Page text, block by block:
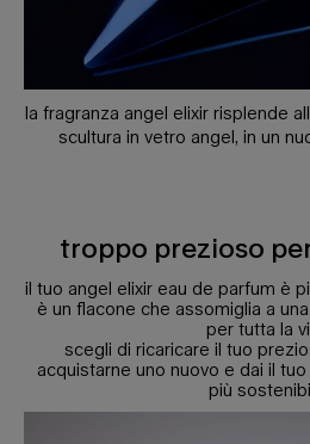
la fragranza angel elixir risplende
scultura in vetro angel, in un
troppo prezioso
il tuo angel elixir eau de parfum è
è un flacone che assomiglia a
per tutta la
scegli di ricaricare il tuo
acquistarne uno nuovo e dai il
più